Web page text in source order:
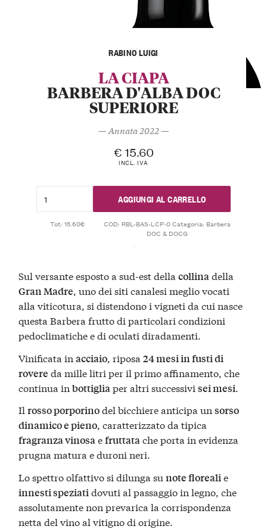
RABINO LUIGI
LA CIAPA
BARBERA D'ALBA DOC
SUPERIORE
— Annata 2022 —
€ 15.60
INCL. IVA
AGGIUNGI AL CARRELLO
Tot: 15.60€ COD: RBL-BAS-LCP-0Categoria: Barbera
DOC & DOCG
Sul versante esposto a sud-est dellacollinadella
Gran Madre, uno dei siti canalesi meglio vocati
alla viticotura, si distendono i vigneti da cui nasce
questa Barbera frutto di particolari condizioni
pedoclimatiche e di oculati diradamenti.
Vinificata inacciaio, riposa24 mesi in fusti di
rovere da mille litri per il primo affinamento, che
continua inbottigliaper altri successivisei mesi.
Ilrosso porporinodel bicchiere anticipa unsorso
dinamico e pieno, caratterizzato da tipica
fragranza vinosaefruttatache porta in evidenza
prugna matura e duroni neri.
Lo spettro olfattivo si dilunga sunote florealie
innesti speziatidovuti al passaggio in legno, che
assolutamente non prevarica la corrispondenza
netta del vino al vitigno di origine.